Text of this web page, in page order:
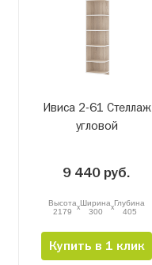
Ивиса 2-61 Стеллаж
угловой
9 440 руб.
Высота
2179
xШирина
300
xГлубина
405
Купить в 1 клик